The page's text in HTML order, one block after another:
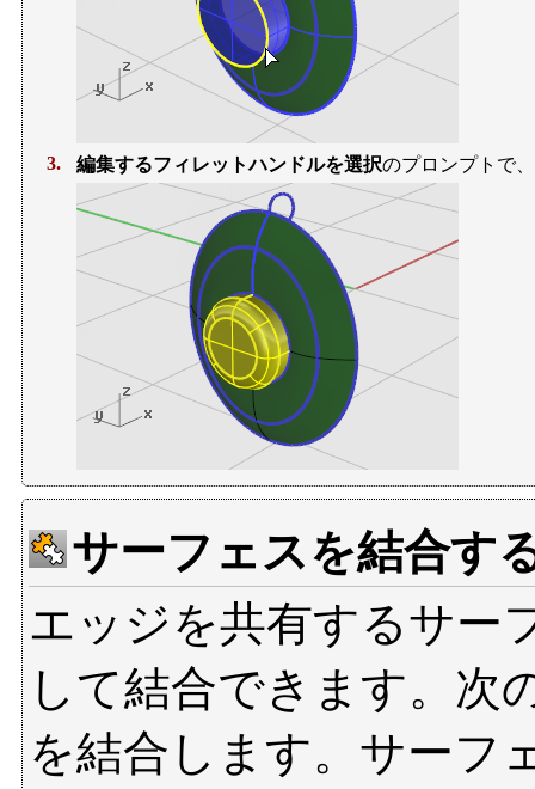
3. 編集するフィレットハンドルを選択のプロンプトで、
サーフェスを結合す
エッジを共有するサー
して結合できます。次
を結合します。サーフ